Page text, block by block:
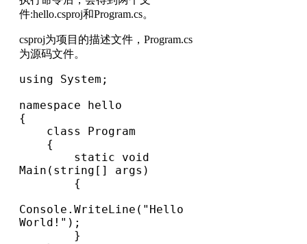
件:hello.csproj和Program.cs。
csproj为项目的描述文件，Program.cs
为源码文件。
using System;
namespace hello
{
Main(string[] args)
Console.WriteLine("Hello
World!");